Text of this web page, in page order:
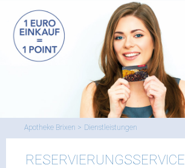
Apotheke Brixen Dienstleistungen
RESERVIERUNGSSERVICE